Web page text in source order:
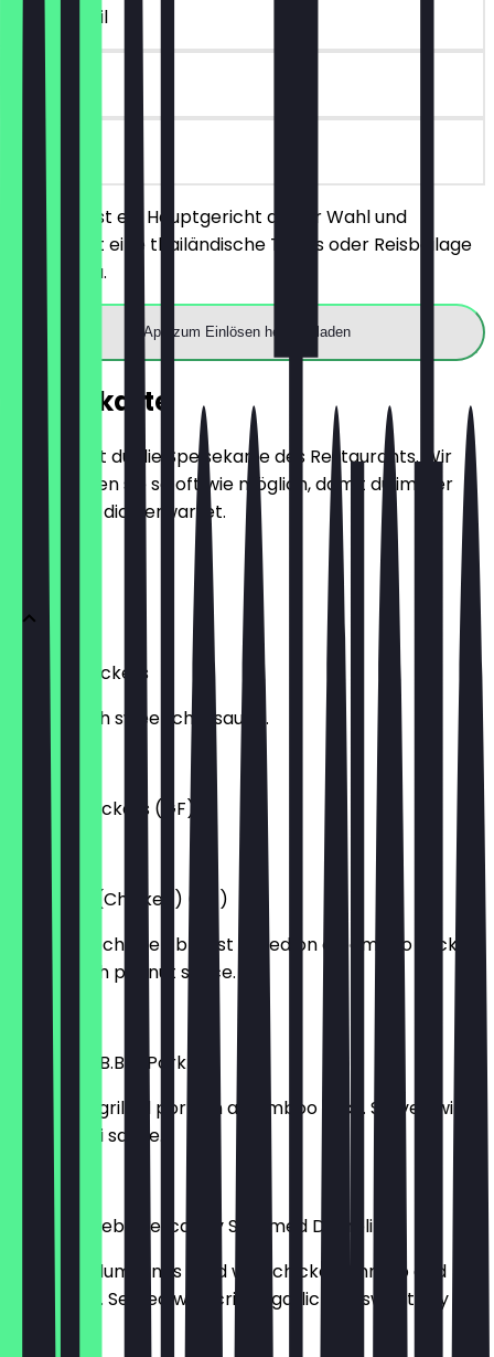
~5 £ Vorteil
Du bestellst ein Hauptgericht deiner Wahl und
bekommst eine thailändische Tapas oder Reisbeilage
gratis dazu.
App zum Einlösen herunterladen
Speisekarte
Hier findest du die Speisekarte des Restaurants. Wir
aktualisieren sie so oft wie möglich, damit du immer
weißt, was dich erwartet.
Prawn Crackers
Served with sweet chilli sauce.
Vegan Crackers (GF)
6,50 £
Satay Gai (Chicken) (GF)
Marinated chicken breast grilled on a bamboo stick
served with peanut sauce.
Moo Ping (B.B.Q Pork)
Seasoned grilled pork on a bamboo stick. Served with
sweet chilli sauce.
8,95 £
Ka Nom Jeeb (Delicately Steamed Dumpling)
Steamed dumplings filled with chicken, shrimp and
Thai herbs. Served with crispy garlic and sweet soy